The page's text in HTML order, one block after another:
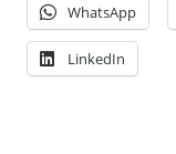
WhatsApp
LinkedIn